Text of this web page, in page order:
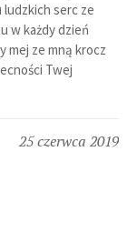
ludzkich serc ze
w każdy dzień
mej ze mną krocz
Twej
25 czerwca 2019